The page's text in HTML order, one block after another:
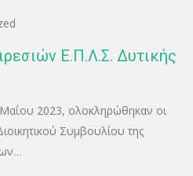
Ε.Π.Λ.Σ. Δυτικής
2023, ολοκληρώθηκαν οι
Συμβουλίου της